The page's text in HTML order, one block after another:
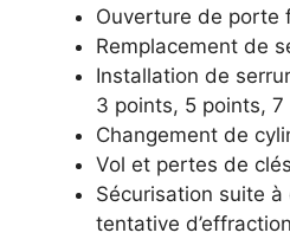
Ouverture de porte
Remplacement de
Installation de
3 points, 5 points, 7
Changement de
Vol et pertes de clés
Sécurisation suite
tentative d’effraction